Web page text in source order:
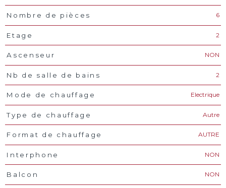
Nombre de pièces 6
Etage 2
Ascenseur NON
Nb de salle de bains 2
Mode de chauffage Electrique
Type de chauffage Autre
Format de chauffage AUTRE
Interphone NON
Balcon NON